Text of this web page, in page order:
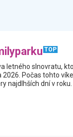
TOP
letného slnovratu,
Počas tohto
najdlhších dní v roku.